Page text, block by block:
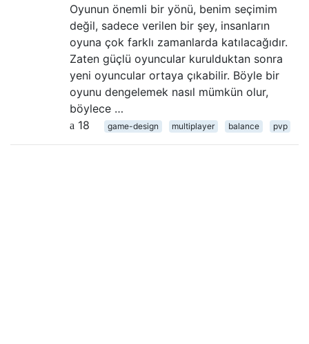
Oyunun önemli bir yönü, benim seçimim
değil, sadece verilen bir şey, insanların
oyuna çok farklı zamanlarda katılacağıdır.
Zaten güçlü oyuncular kurulduktan sonra
yeni oyuncular ortaya çıkabilir. Böyle bir
oyunu dengelemek nasıl mümkün olur,
böylece …
18
game-design multiplayer balance pvp